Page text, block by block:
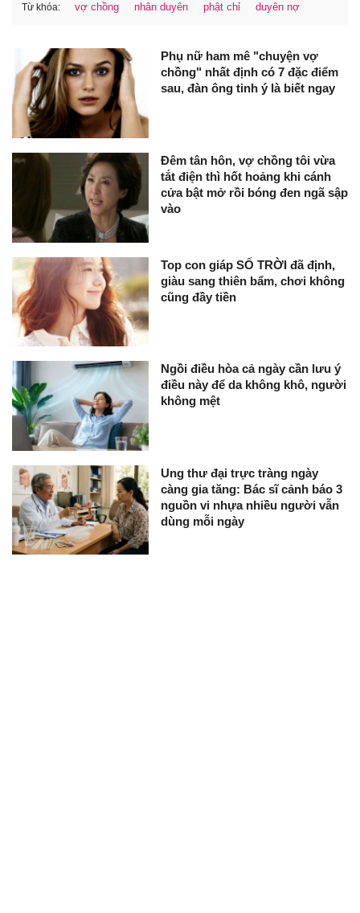
Từ khóa: vợ chồng nhân duyên phật chỉ duyên nợ
Phụ nữ ham mê "chuyện vợ
chồng" nhất định có 7 đặc điểm
sau, đàn ông tinh ý là biết ngay
Đêm tân hôn, vợ chồng tôi vừa
tắt điện thì hốt hoảng khi cánh
cửa bật mở rồi bóng đen ngã sập
vào
Top con giáp SỐ TRỜI đã định,
giàu sang thiên bẩm, chơi không
cũng đầy tiền
Ngồi điều hòa cả ngày cần lưu ý
điều này để da không khô, người
không mệt
Ung thư đại trực tràng ngày
càng gia tăng: Bác sĩ cảnh báo 3
nguồn vi nhựa nhiều người vẫn
dùng mỗi ngày